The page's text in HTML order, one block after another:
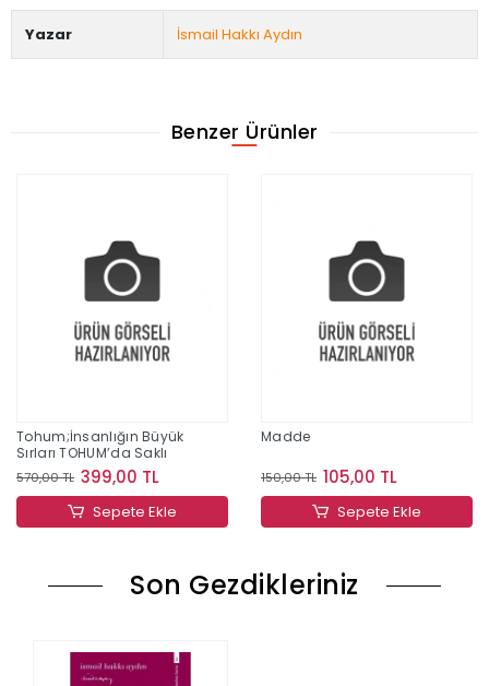
Yazar İsmail Hakkı Aydın
Benzer Ürünler
Tohum;İnsanlığın Büyük
Sırları TOHUM’da Saklı
570,00 TL 399,00 TL
Sepete Ekle
Madde
150,00 TL 105,00 TL
Sepete Ekle
Son Gezdikleriniz